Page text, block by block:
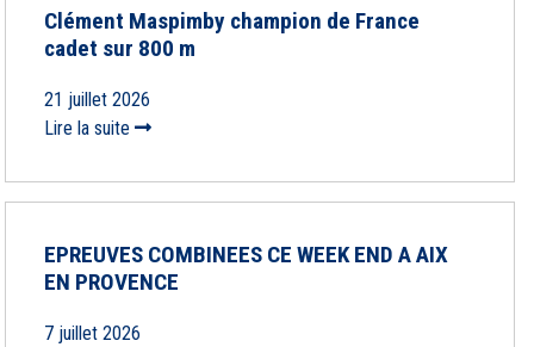
Clément Maspimby champion de France
cadet sur 800 m
21 juillet 2026
Lire la suite
EPREUVES COMBINEES CE WEEK END A AIX
EN PROVENCE
7 juillet 2026